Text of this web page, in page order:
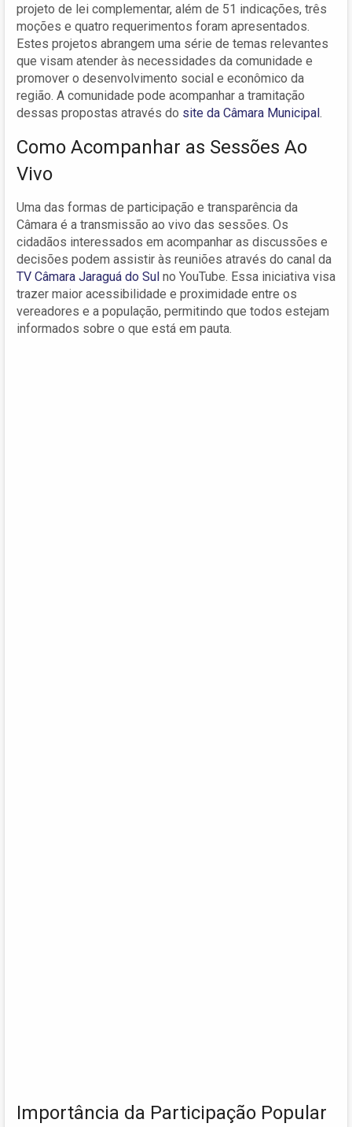
projeto de lei complementar, além de 51 indicações, três
moções e quatro requerimentos foram apresentados.
Estes projetos abrangem uma série de temas relevantes
que visam atender às necessidades da comunidade e
promover o desenvolvimento social e econômico da
região. A comunidade pode acompanhar a tramitação
dessas propostas através do site da Câmara Municipal.
Como Acompanhar as Sessões Ao
Vivo
Uma das formas de participação e transparência da
Câmara é a transmissão ao vivo das sessões. Os
cidadãos interessados em acompanhar as discussões e
decisões podem assistir às reuniões através do canal da
TV Câmara Jaraguá do Sul no YouTube. Essa iniciativa visa
trazer maior acessibilidade e proximidade entre os
vereadores e a população, permitindo que todos estejam
informados sobre o que está em pauta.
Importância da Participação Popular